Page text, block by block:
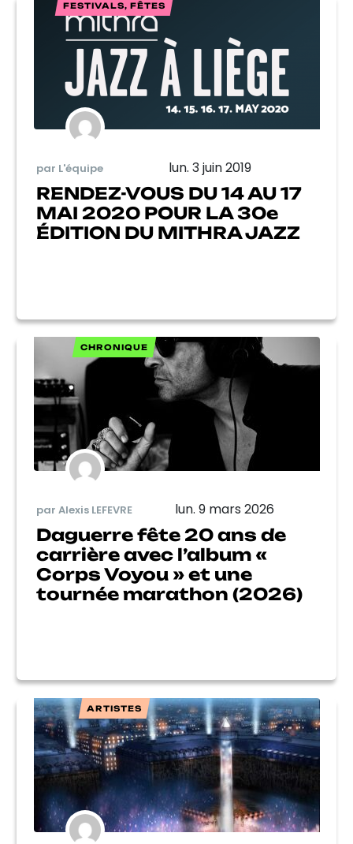
FESTIVALS, FÊTES
par L'équipe lun. 3 juin 2019
RENDEZ-VOUS DU 14 AU 17
MAI 2020 POUR LA 30e
ÉDITION DU MITHRA JAZZ
CHRONIQUE
par Alexis LEFEVRE lun. 9 mars 2026
Daguerre fête 20 ans de
carrière avec l’album «
Corps Voyou » et une
tournée marathon (2026)
ARTISTES